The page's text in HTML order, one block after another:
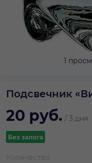
1
Подсвечник
20 руб. / 3 дня
Без залога
Количество